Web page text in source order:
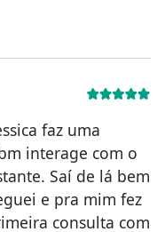
faz uma
interage com o
Saí de lá bem
e pra mim fez
consulta com